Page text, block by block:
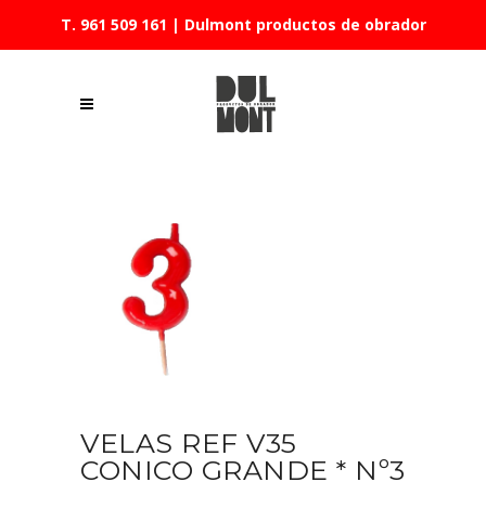
T. 961 509 161 | Dulmont productos de obrador
VELAS REF V35
CONICO GRANDE * Nº3